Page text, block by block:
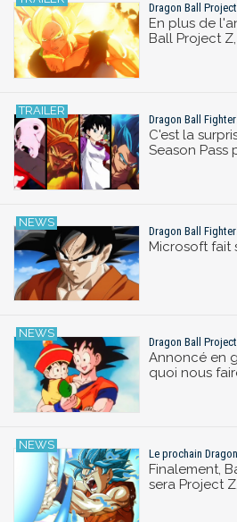
Dragon Ball
En plus de
Ball Project
Dragon Ball
C'est la
Season Pass
Dragon Ball
Microsoft fait
Dragon Ball
Annoncé en
quoi nous
Le prochain
Finalement,
sera Project